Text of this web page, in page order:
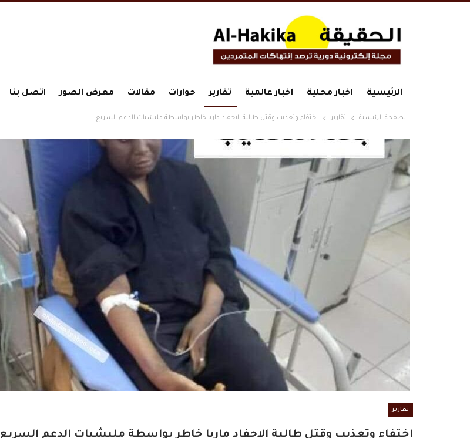
الرئيسية اخبار محلية اخبار عالمية تقارير حوارات مقالات معرض الصور اتصل بنا
الصفحة الرئيسية تقارير اختفاء وتعذيب وقتل طالبة الاحفاد ماريا خاطر بواسطة مليشيات الدعم السريع
تقارير
اختفاء وتعذيب وقتل طالبة الاحفاد ماريا خاطر بواسطة مليشيات الدعم السريع